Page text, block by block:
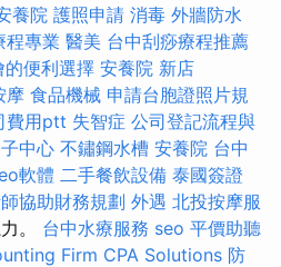
養院 護照申請 消毒 外牆防水
程專業 醫美 台中刮痧療程推薦
的便利選擇 安養院 新店
摩 食品機械 申請台胞證照片規
費用ptt 失智症 公司登記流程與
中心 不鏽鋼水槽 安養院 台中
軟體 二手餐飲設備 泰國簽證
協助財務規劃 外遇 北投按摩服
。 台中水療服務 seo 平價助聽
Firm CPA Solutions 防